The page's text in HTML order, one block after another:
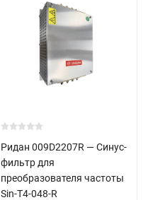
Ридан 009D2207R — Синус-
фильтр для
преобразователя частоты
Sin-T4-048-R